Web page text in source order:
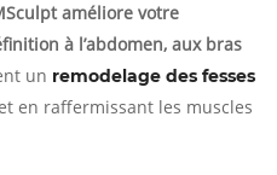
améliore votre
à l’abdomen, aux bras
un remodelage des fesses
en raffermissant les muscles